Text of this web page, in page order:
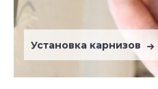
Установка карнизов